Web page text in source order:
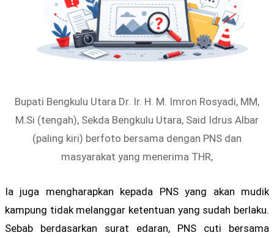
Bupati Bengkulu Utara Dr. Ir. H. M. Imron Rosyadi, MM,
M.Si (tengah), Sekda Bengkulu Utara, Said Idrus Albar
(paling kiri) berfoto bersama dengan PNS dan
masyarakat yang menerima THR,
Ia juga mengharapkan kepada PNS yang akan mudik
kampung tidak melanggar ketentuan yang sudah berlaku.
Sebab berdasarkan surat edaran, PNS cuti bersama